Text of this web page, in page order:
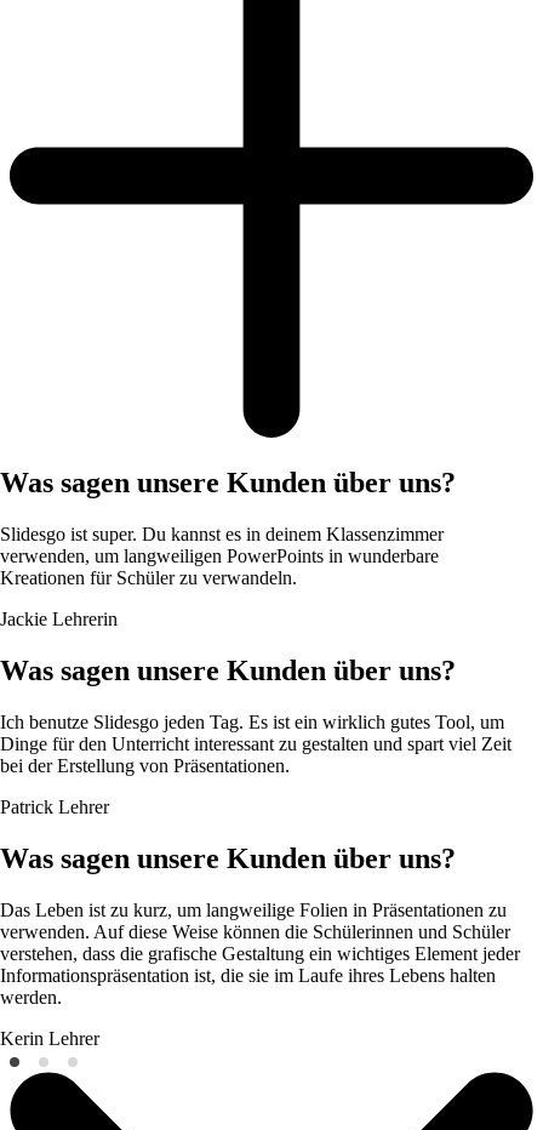
Was sagen unsere Kunden über uns?
Slidesgo ist super. Du kannst es in deinem Klassenzimmer
verwenden, um langweiligen PowerPoints in wunderbare
Kreationen für Schüler zu verwandeln.
Jackie Lehrerin
Was sagen unsere Kunden über uns?
Ich benutze Slidesgo jeden Tag. Es ist ein wirklich gutes Tool, um
Dinge für den Unterricht interessant zu gestalten und spart viel Zeit
bei der Erstellung von Präsentationen.
Patrick Lehrer
Was sagen unsere Kunden über uns?
Das Leben ist zu kurz, um langweilige Folien in Präsentationen zu
verwenden. Auf diese Weise können die Schülerinnen und Schüler
verstehen, dass die grafische Gestaltung ein wichtiges Element jeder
Informationspräsentation ist, die sie im Laufe ihres Lebens halten
werden.
Kerin Lehrer